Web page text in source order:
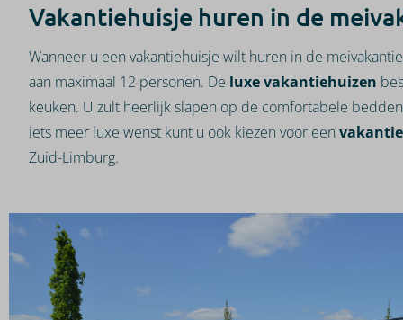
Vakantiehuisje huren in de
Wanneer u een vakantiehuisje wilt huren in de
aan maximaal 12 personen. De luxe vakantiehuizen
keuken. U zult heerlijk slapen op de comfortabele
iets meer luxe wenst kunt u ook kiezen voor een
Zuid-Limburg.